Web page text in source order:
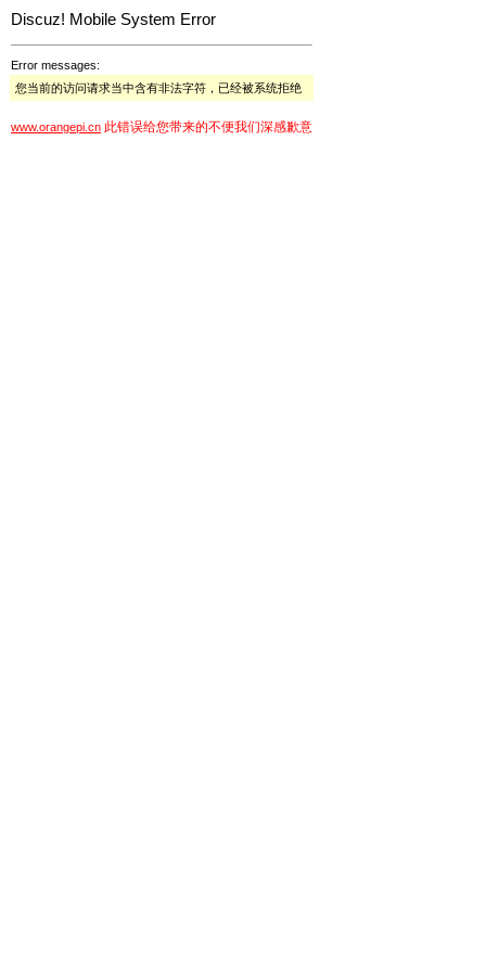
Discuz! Mobile System Error
Error messages:
您当前的访问请求当中含有非法字符，已经被系统拒绝
www.orangepi.cn 此错误给您带来的不便我们深感歉意